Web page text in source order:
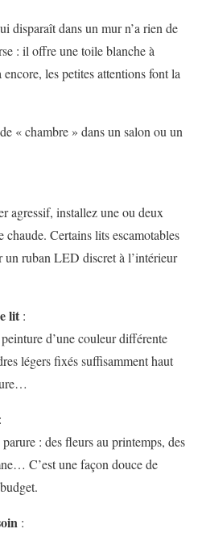
disparaît dans un mur n’a rien de
: il offre une toile blanche à
les petites attentions font la
« chambre » dans un salon ou un
agressif, installez une ou deux
chaude. Certains lits escamotables
un ruban LED discret à l’intérieur
lit :
d’une couleur différente
légers fixés suffisamment haut
:
: des fleurs au printemps, des
C’est une façon douce de
: